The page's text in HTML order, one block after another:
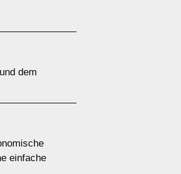
dem
einfache